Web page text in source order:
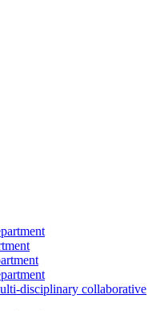
disciplinary collaborative